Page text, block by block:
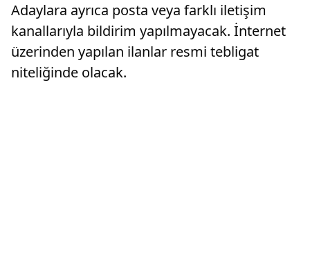
Adaylara ayrıca posta veya farklı iletişim
kanallarıyla bildirim yapılmayacak. İnternet
üzerinden yapılan ilanlar resmi tebligat
niteliğinde olacak.